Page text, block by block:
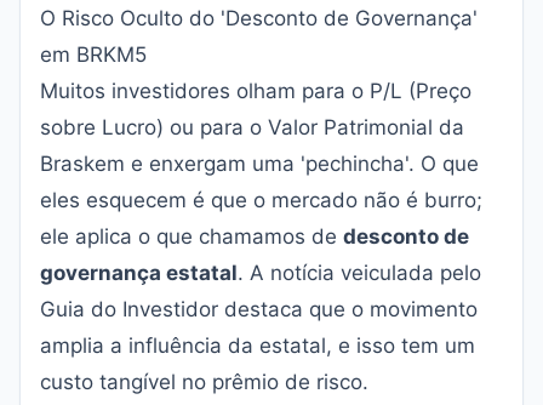
O Risco Oculto do 'Desconto de Governança'
em BRKM5
Muitos investidores olham para o P/L (Preço
sobre Lucro) ou para o Valor Patrimonial da
Braskem e enxergam uma 'pechincha'. O que
eles esquecem é que o mercado não é burro;
ele aplica o que chamamos de desconto de
governança estatal. A notícia veiculada pelo
Guia do Investidor destaca que o movimento
amplia a influência da estatal, e isso tem um
custo tangível no prêmio de risco.